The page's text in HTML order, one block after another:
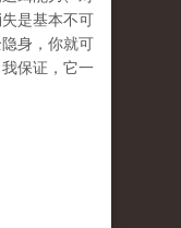
是基本不可
身，你就可
保证，它一